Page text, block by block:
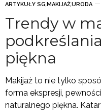
ARTYKUŁY SG,MAKIJAŻ,URODA
Trendy w
piękna
Makijaż to nie tylko
forma ekspresji,
naturalnego piękna.